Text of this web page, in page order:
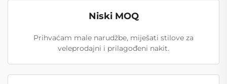
Niski MOQ
Prihvaćam male narudžbe, miješati stilove za
veleprodajni i prilagođeni nakit.